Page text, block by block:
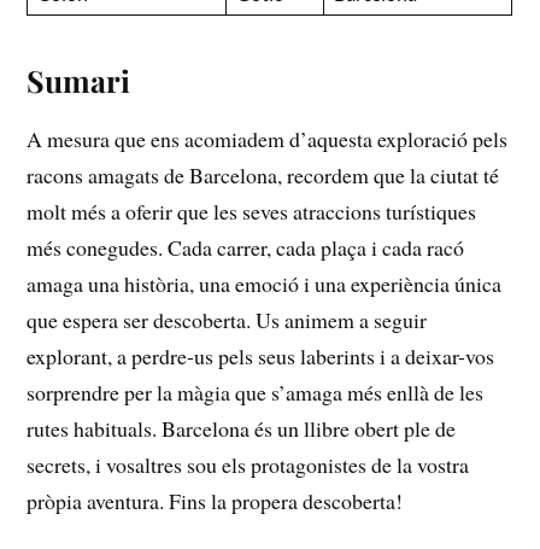
Sumari
A mesura‍ que ens‌ acomiadem d’aquesta‌ exploració pels
racons amagats de​ Barcelona, recordem que la​ ciutat té
‍molt més a‍ oferir que les seves atraccions turístiques ​
més conegudes. Cada⁢ carrer, cada plaça i cada racó⁣
amaga una història, una ​emoció i una experiència única‌
que espera⁤ ser descoberta.​ Us animem a seguir
explorant, a ‍perdre-us pels seus laberints⁤ i⁣ a deixar-vos
sorprendre per la màgia que s’amaga‍ més enllà de les
rutes⁣ habituals. Barcelona és‌ un llibre obert ple de
secrets, i vosaltres sou els protagonistes de la ‍vostra ​
pròpia‍ aventura. Fins la propera descoberta!